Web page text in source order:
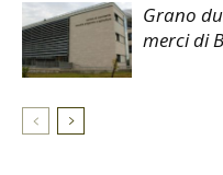
Grano
merci di